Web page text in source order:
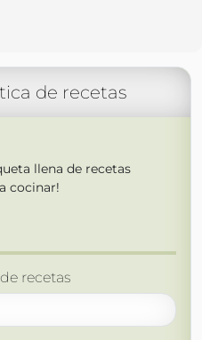
de recetas
llena de recetas
cocinar!
recetas